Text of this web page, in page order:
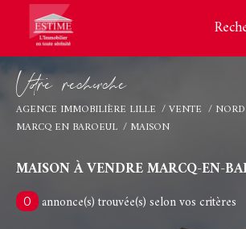
Vore recece
AGENCE IMMOBILIÈRE LILLE VENTE
NORD
MARCQ EN BAROEUL
MAISON
MAISON À VENDRE MARCQ-EN-
0 annonce(s) trouvée(s) selon vos critères
Effectuer une
et trouver le bien qui correspond à
Type
d'offre